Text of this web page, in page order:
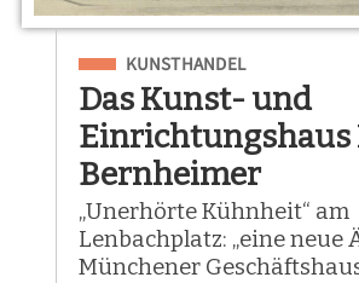
Eingeordnet unter
KUNSTHANDEL
Das Kunst- und
Einrichtungshaus
Bernheimer
„Unerhörte Kühnheit“ am
Lenbachplatz: „eine neue
Münchener